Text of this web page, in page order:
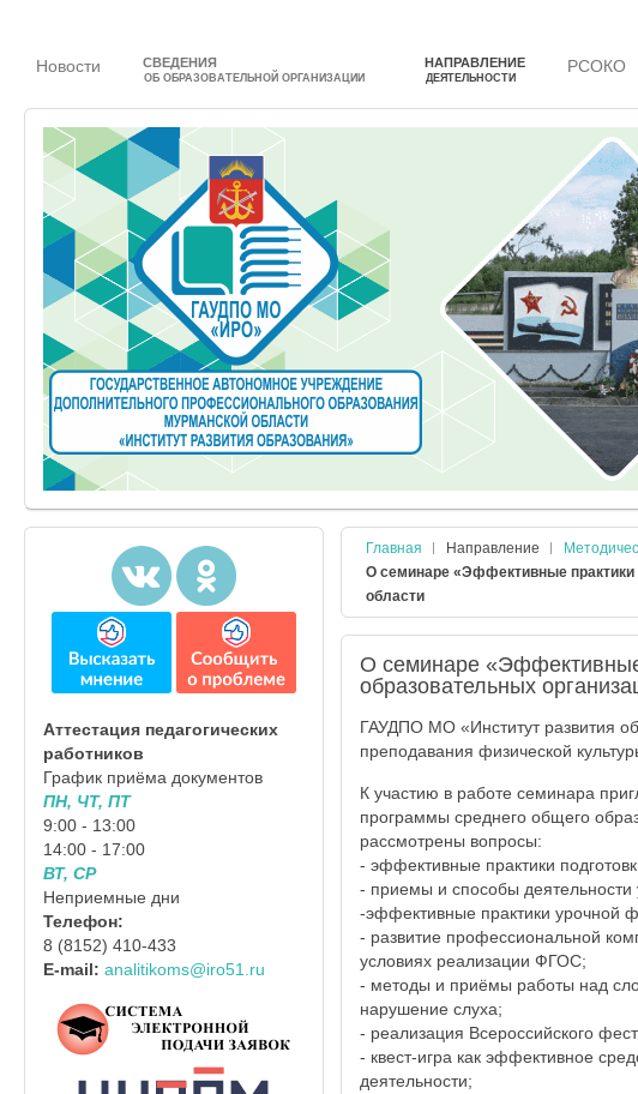
Новости СВЕДЕНИЯ
ОБ ОБРАЗОВАТЕЛЬНОЙ ОРГАНИЗАЦИИ
НАПРАВЛЕНИЕ
ДЕЯТЕЛЬНОСТИ
РСОКО
Главная Направление
О семинаре «Эффективные практики
области
О семинаре «Эффективные
образовательных
ГАУДПО МО «Институт развития
преподавания физической
К участию в работе семинара
программы среднего общего
рассмотрены вопросы:
- эффективные практики
- приемы и способы
-эффективные практики урочной
- развитие профессиональной
условиях реализации ФГОС;
- методы и приёмы работы над
нарушение слуха;
- реализация Всероссийского
- квест-игра как эффективное
деятельности;
Аттестация педагогических
работников
График приёма документов
ПН, ЧТ, ПТ
9:00 - 13:00
14:00 - 17:00
ВТ, СР
Неприемные дни
Телефон:
8 (8152) 410-433
E-mail: analitikoms@iro51.ru